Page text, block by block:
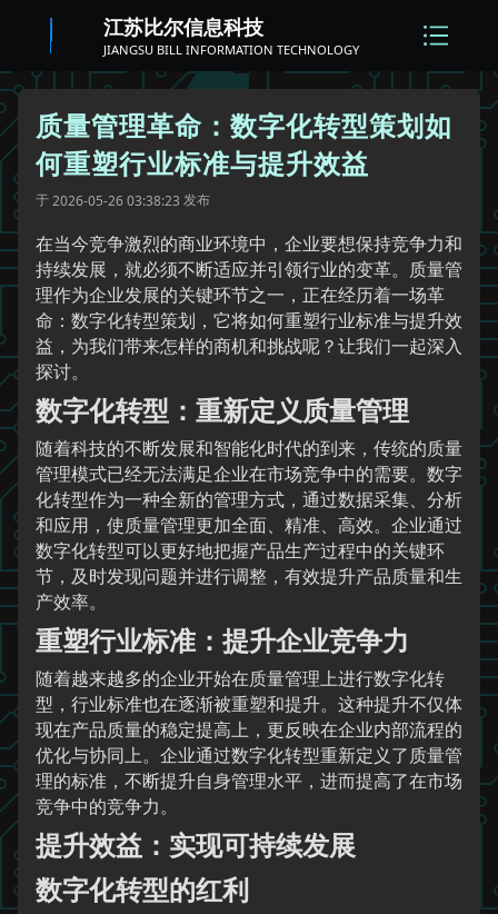
江苏比尔信息科技
JIANGSU BILL INFORMATION TECHNOLOGY
质量管理革命：数字化转型策划如
何重塑行业标准与提升效益
于2026-05-26 03:38:23 发布
在当今竞争激烈的商业环境中，企业要想保持竞争力和
持续发展，就必须不断适应并引领行业的变革。质量管
理作为企业发展的关键环节之一，正在经历着一场革
命：数字化转型策划，它将如何重塑行业标准与提升效
益，为我们带来怎样的商机和挑战呢？让我们一起深入
探讨。
数字化转型：重新定义质量管理
随着科技的不断发展和智能化时代的到来，传统的质量
管理模式已经无法满足企业在市场竞争中的需要。数字
化转型作为一种全新的管理方式，通过数据采集、分析
和应用，使质量管理更加全面、精准、高效。企业通过
数字化转型可以更好地把握产品生产过程中的关键环
节，及时发现问题并进行调整，有效提升产品质量和生
产效率。
重塑行业标准：提升企业竞争力
随着越来越多的企业开始在质量管理上进行数字化转
型，行业标准也在逐渐被重塑和提升。这种提升不仅体
现在产品质量的稳定提高上，更反映在企业内部流程的
优化与协同上。企业通过数字化转型重新定义了质量管
理的标准，不断提升自身管理水平，进而提高了在市场
竞争中的竞争力。
提升效益：实现可持续发展
数字化转型的红利